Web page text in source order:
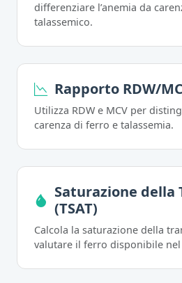
differenziare l’anemia da
talassemico.
Rapporto RDW/
Utilizza RDW e MCV per
carenza di ferro e talassemia.
Saturazione della
(TSAT)
Calcola la saturazione della
valutare il ferro disponibile